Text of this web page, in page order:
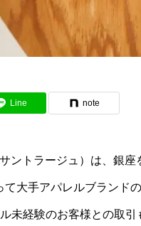
Line note
ントラージュ）は、銀
大手アパレルブランド
未経験のお客様との取引